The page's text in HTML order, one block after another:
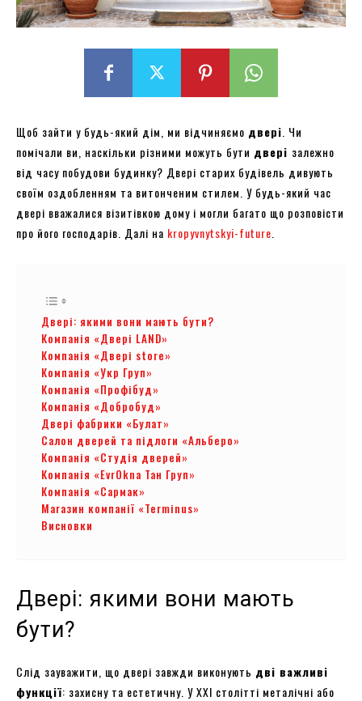
Щоб зайти у будь-який дім, ми відчиняємо двері . Чи
помічали ви, наскільки різними можуть бути двері залежно
від часу побудови будинку? Двері старих будівель дивують
своїм оздобленням та витонченим стилем. У будь-який час
двері вважалися візитівкою дому і могли багато що розповісти
про його господарів. Далі на kropyvnytskyi-future
Двері: якими вони мають бути?
Компанія «Двері LAND»
Компанія «Двері store»
Компанія «Укр Груп»
Компанія «Профібуд»
Компанія «Добробуд»
Двері фабрики «Булат»
Салон дверей та підлоги «Альберо»
Компанія «Студія дверей»
Компанія «EvrOkna Тан Груп»
Компанія «Сармак»
Магазин компанії «Terminus»
Висновки
Двері: якими вони мають
бути?
Слід зауважити, що двері завжди виконують дві важливі
функції: захисну та естетичну. У XXI столітті металічні або